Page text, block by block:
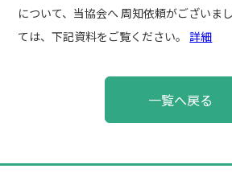
について、当協会へ 周知依頼がございま
ては、下記資料をご覧ください。詳細
ー
一覧へ戻る